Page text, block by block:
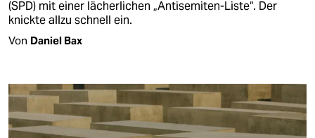
(SPD) mit einer lächerlichen „Antisemiten-Liste“. Der
knickte allzu schnell ein.
Von Daniel Bax